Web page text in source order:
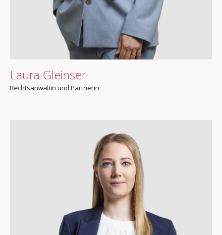
Laura Gleinser
Rechtsanwältin und Partnerin